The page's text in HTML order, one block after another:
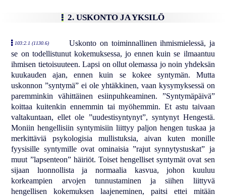
2. USKONTO JA YKSILÖ
103:2.1 (1130.6)
Uskonto on toiminnallinen ihmismielessä, ja
se on todellistunut kokemuksessa, jo ennen kuin se ilmaantuu
ihmisen tietoisuuteen. Lapsi on ollut olemassa jo noin yhdeksän
kuukauden ajan, ennen kuin se kokee syntymän. Mutta
uskonnon ”syntymä” ei ole yhtäkkinen, vaan kysymyksessä on
paremminkin vähittäinen esiinpuhkeaminen. ”Syntymäpäivä”
koittaa kuitenkin ennemmin tai myöhemmin. Et astu taivaan
valtakuntaan, ellet ole ”uudestisyntynyt”, syntynyt Hengestä.
Moniin hengellisiin syntymisiin liittyy paljon hengen tuskaa ja
merkittäviä psykologisia mullistuksia, aivan kuten monille
fyysisille syntymille ovat ominaisia ”rajut synnytystuskat” ja
muut ”lapsenteon” häiriöt. Toiset hengelliset syntymät ovat sen
sijaan luonnollista ja normaalia kasvua, johon kuuluu
korkeampien arvojen tunnustaminen ja siihen liittyvä
hengellisen kokemuksen laajeneminen, paitsi ettei mitään